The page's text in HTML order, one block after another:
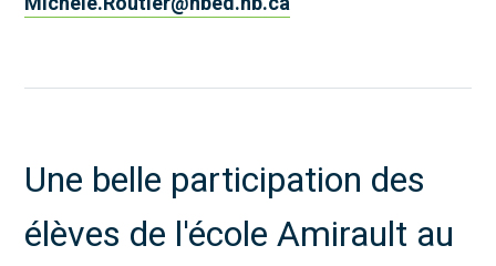
Une belle participation des
élèves de l'école Amirault au